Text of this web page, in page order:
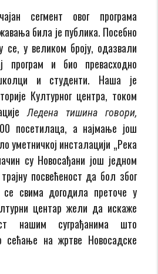
сегмент овог програма
била је публика. Посебно
у великом броју, одазвали
програм и био превасходно
и студенти. Наша је
Културног центра, током
Ледена тишина говори,
посетилаца, а најмање још
уметничкој инсталацији „Река
су Новосађани још једном
посвећеност да бол због
се свима догодила преточе у
центар жели да искаже
нашим суграђанима што
сећање на жртве Новосадске